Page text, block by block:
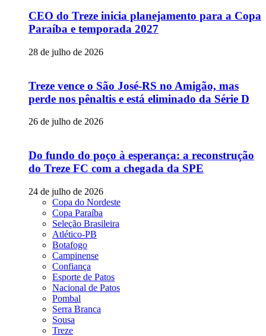
CEO do Treze inicia planejamento para a Copa
Paraíba e temporada 2027
28 de julho de 2026
Treze vence o São José-RS no Amigão, mas
perde nos pênaltis e está eliminado da Série D
26 de julho de 2026
Do fundo do poço à esperança: a reconstrução
do Treze FC com a chegada da SPE
24 de julho de 2026
Copa do Nordeste
Copa Paraíba
Seleção Brasileira
Atlético-PB
Botafogo
Campinense
Confiança
Esporte de Patos
Nacional de Patos
Pombal
Serra Branca
Sousa
Treze